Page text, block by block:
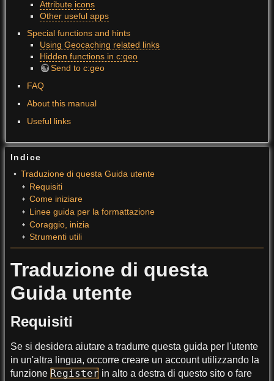
Attribute icons
Other useful apps
Special functions and hints
Using Geocaching related links
Hidden functions in c:geo
Send to c:geo
FAQ
About this manual
Useful links
Indice
Traduzione di questa Guida utente
Requisiti
Come iniziare
Linee guida per la formattazione
Coraggio, inizia
Strumenti utili
Traduzione di questa
Guida utente
Requisiti
Se si desidera aiutare a tradurre questa guida per l'utente
in un'altra lingua, occorre creare un account utilizzando la
funzione Register in alto a destra di questo sito o fare